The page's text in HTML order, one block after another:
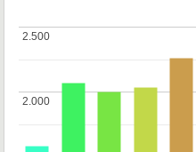
2.000
2.000
2.500
2.500